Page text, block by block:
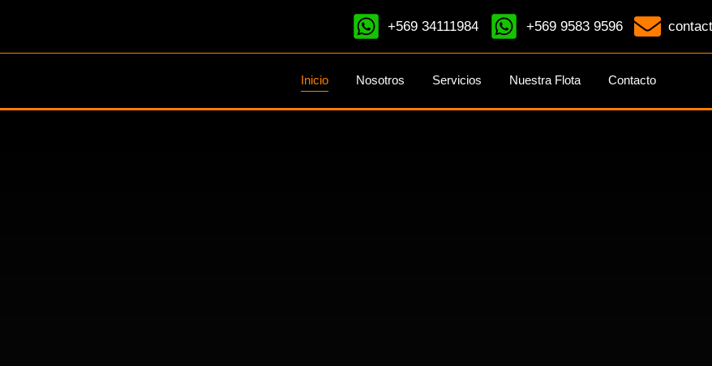
+569 34111984 +569 9583 9596
Inicio Nosotros Servicios Nuestra Flota Contacto